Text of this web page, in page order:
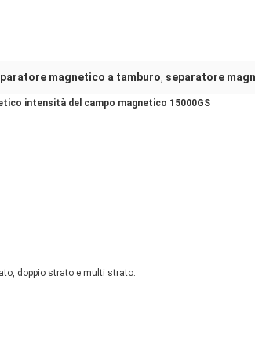
magnetico a tamburo, separatore
intensità del campo magnetico 15000GS
doppio strato e multi strato.